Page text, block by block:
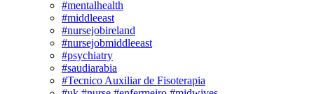
#mentalhealth
#middleeast
#nursejobireland
#nursejobmiddleeast
#psychiatry
#saudiarabia
#Tecnico Auxiliar de Fisoterapia